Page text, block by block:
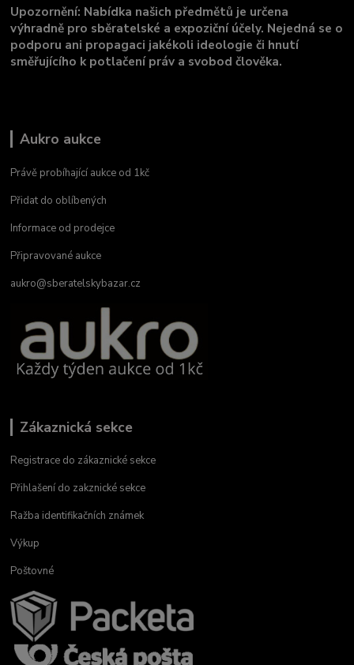
Upozornění: Nabídka našich předmětů je určena
výhradně pro sběratelské a expoziční účely. Nejedná se o
podporu ani propagaci jakékoli ideologie či hnutí
směřujícího k potlačení práv a svobod člověka.
Aukro aukce
Právě probíhající aukce od 1kč
Přidat do oblíbených
Informace od prodejce
Připravované aukce
aukro@sberatelskybazar.cz
Zákaznická sekce
Registrace do zákaznické sekce
Přihlašení do zakznické sekce
Ražba identifikačních známek
Výkup
Poštovné